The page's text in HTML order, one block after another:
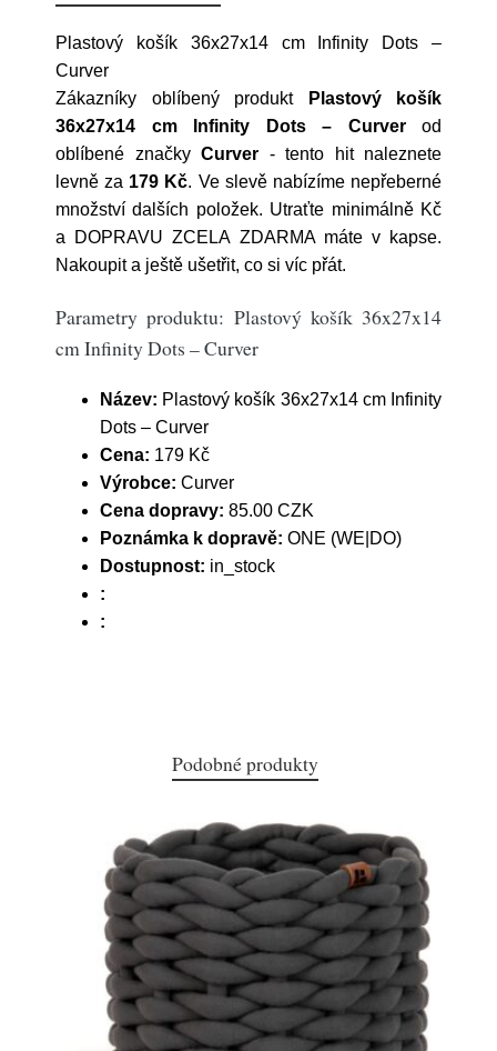
Plastový košík 36x27x14 cm Infinity Dots –
Curver
Zákazníky oblíbený produkt
Plastový košík
36x27x14 cm Infinity Dots – Curverod
oblíbené značky Curver - tento hit naleznete
levně za 179 Kč. Ve slevě nabízíme nepřeberné
množství dalších položek. Utraťte minimálně Kč
a DOPRAVU ZCELA ZDARMA máte v kapse.
Nakoupit a ještě ušetřit, co si víc přát.
Parametry produktu: Plastový košík 36x27x14
cm Infinity Dots – Curver
Název: Plastový košík 36x27x14 cm Infinity
Dots – Curver
Cena: 179 Kč
Výrobce: Curver
Cena dopravy: 85.00 CZK
Poznámka k dopravě: ONE (WE|DO)
Dostupnost: in_stock
:
:
Podobné produkty